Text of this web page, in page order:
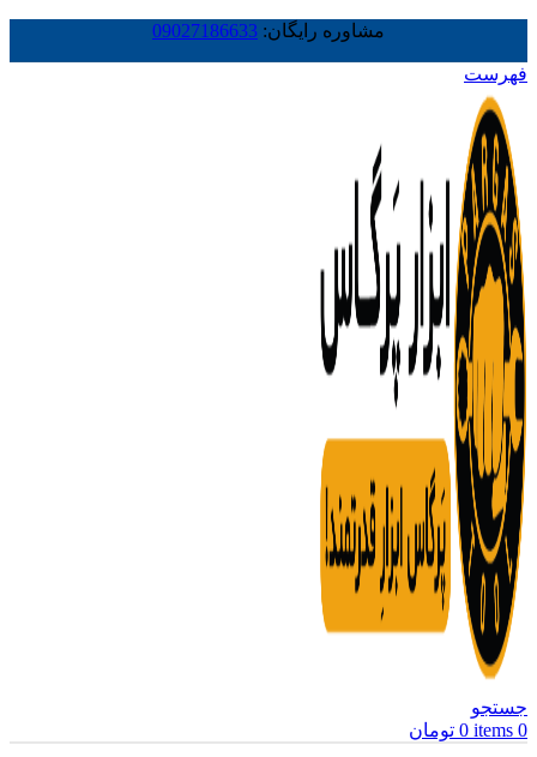
مشاوره رایگان: 09027186633
فهرست
جستجو
0
items
0 تومان